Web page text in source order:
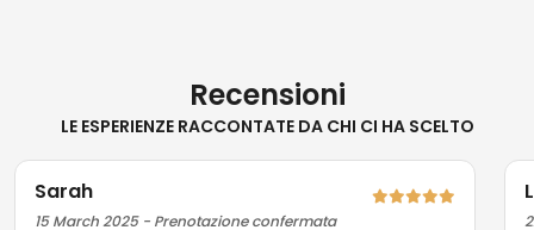
Recensioni
LE ESPERIENZE RACCONTATE DA CHI CI HA SCELTO
Sarah
15 March 2025 - Prenotazione confermata